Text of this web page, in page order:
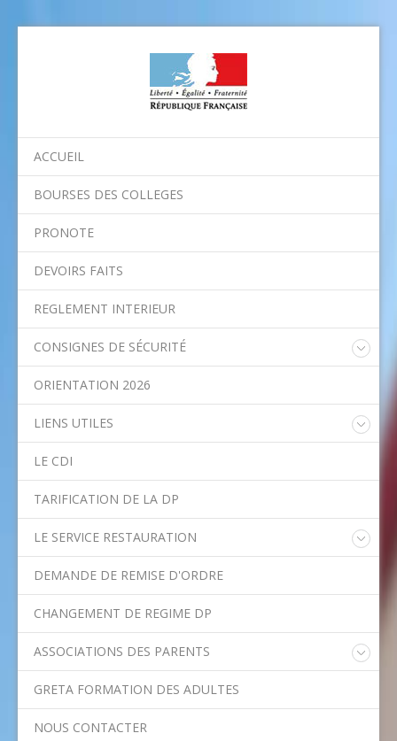
ACCUEIL
BOURSES DES COLLEGES
PRONOTE
DEVOIRS FAITS
REGLEMENT INTERIEUR
CONSIGNES DE SÉCURITÉ
ORIENTATION 2026
LIENS UTILES
Conseil Départemental du Val-de-Marne
Aides financières de l'Etat
Ministère de l'Education Nationale
LE CDI
TARIFICATION DE LA DP
LE SERVICE RESTAURATION
DEMANDE DE REMISE D'ORDRE
CHANGEMENT DE REGIME DP
ASSOCIATIONS DES PARENTS
GRETA FORMATION DES ADULTES
NOUS CONTACTER